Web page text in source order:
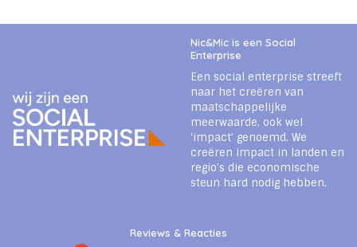
Nic&Mic is een Social
Enterprise
Een social enterprise streeft
naar het creëren van
maatschappelijke
meerwaarde, ook wel
‘impact’ genoemd. We
creëren impact in landen en
regio’s die economische
steun hard nodig hebben.
Reviews & Reacties